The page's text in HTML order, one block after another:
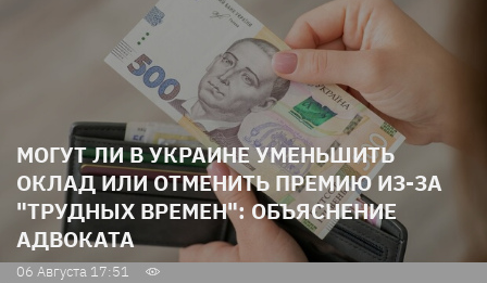
МОГУТ ЛИ В УКРАИНЕ УМЕНЬШИТЬ
ОКЛАД ИЛИ ОТМЕНИТЬ ПРЕМИЮ ИЗ-ЗА
"ТРУДНЫХ ВРЕМЕН": ОБЪЯСНЕНИЕ
АДВОКАТА
06 Августа 17:51